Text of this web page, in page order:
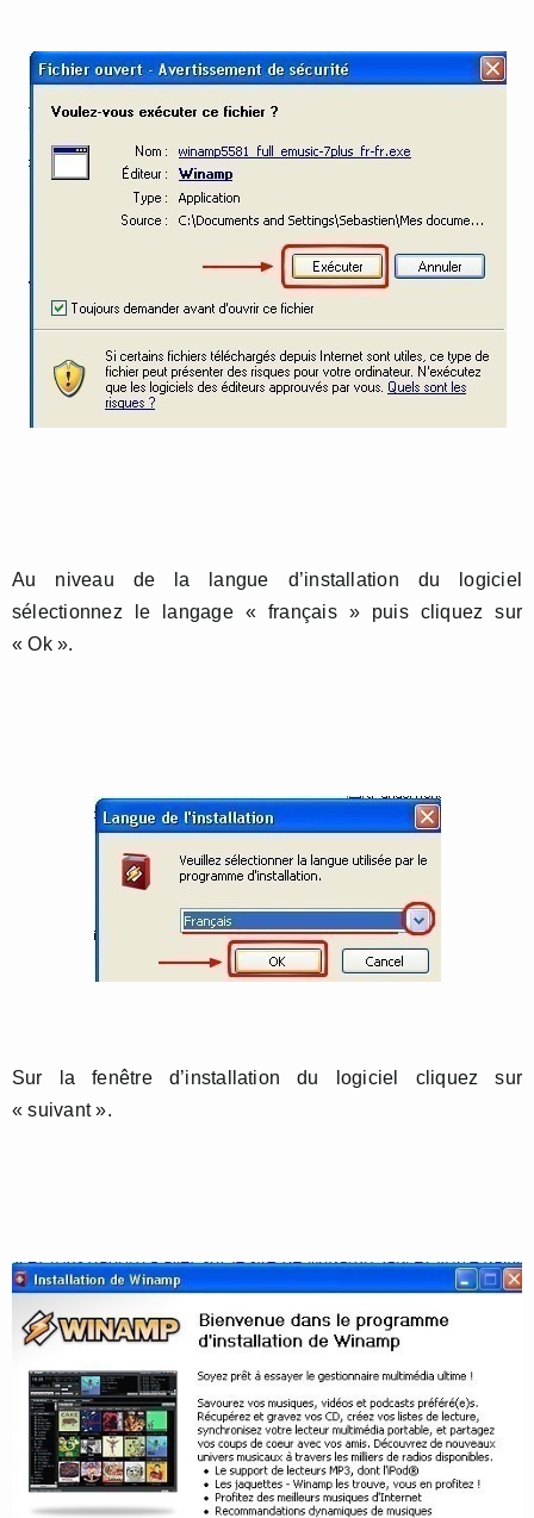
Au niveau de la langue d’installation du logiciel
sélectionnez le langage « français » puis cliquez sur
« Ok ».
Sur la fenêtre d’installation du logiciel cliquez sur
« suivant ».